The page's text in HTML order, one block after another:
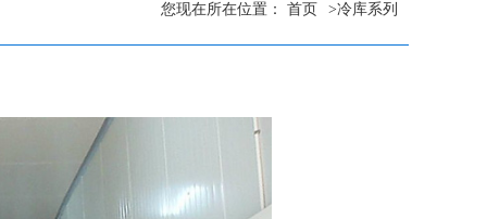
您现在所在位置： 首页 >冷库系列